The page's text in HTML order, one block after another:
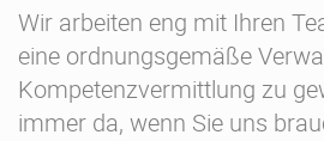
Wir arbeiten eng mit Ihren
eine ordnungsgemäße
Kompetenzvermittlung zu
immer da, wenn Sie uns